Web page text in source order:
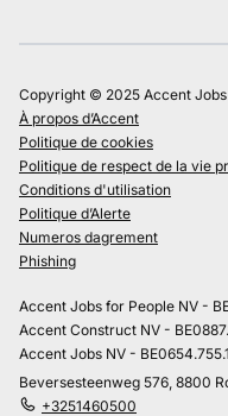
Copyright © 2025 Accent Jobs
À propos d’Accent
Politique de cookies
Politique de respect de la vie
Conditions d'utilisation
Politique d’Alerte
Numeros dagrement
Phishing
Accent Jobs for People NV -
Accent Construct NV -
Accent Jobs NV -
Beversesteenweg 576, 8800
+3251460500